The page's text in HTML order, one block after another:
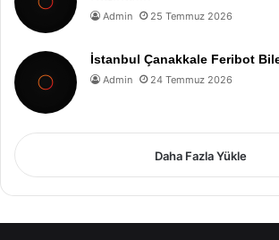
Admin 25 Temmuz 2026
İstanbul Çanakkale Feribot
Admin 24 Temmuz 2026
Daha Fazla Yükle